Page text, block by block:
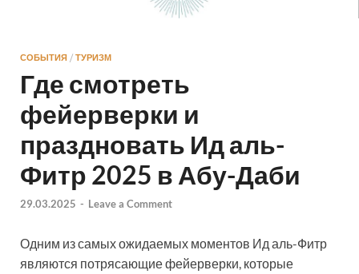
СОБЫТИЯ / ТУРИЗМ
Где смотреть
фейерверки и
праздновать Ид аль-
Фитр 2025 в Абу-Даби
29.03.2025 - Leave a Comment
Одним из самых ожидаемых моментов Ид аль-Фитр
являются потрясающие фейерверки, которые